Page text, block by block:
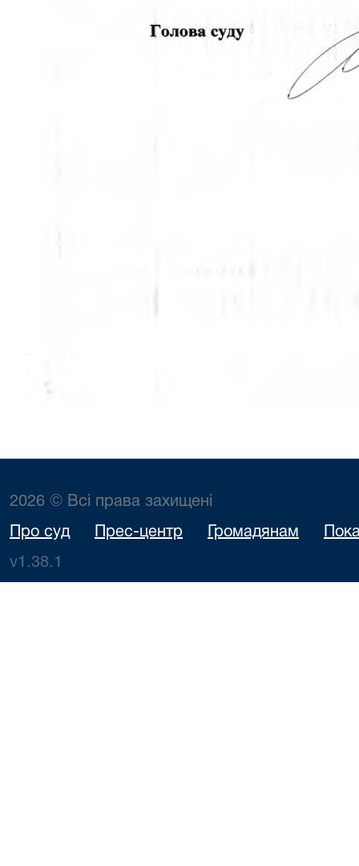
2026 © Всі права захищені
Про суд Прес-центр Громадянам
v1.38.1